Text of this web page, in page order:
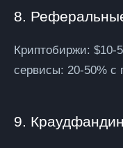
8.
Криптобиржи: $10-
сервисы: 20-50% с
9.